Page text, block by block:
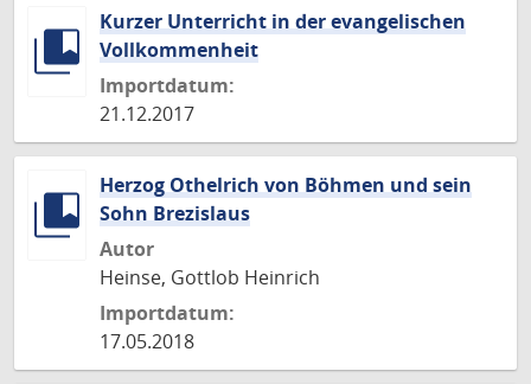
Kurzer Unterricht in der evangelischen
Vollkommenheit
Importdatum:
21.12.2017
Herzog Othelrich von Böhmen und sein
Sohn Brezislaus
Autor
Heinse, Gottlob Heinrich
Importdatum:
17.05.2018